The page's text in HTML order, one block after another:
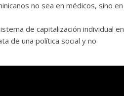
no sea en médicos, sino en
de capitalización individual en
de una política social y no